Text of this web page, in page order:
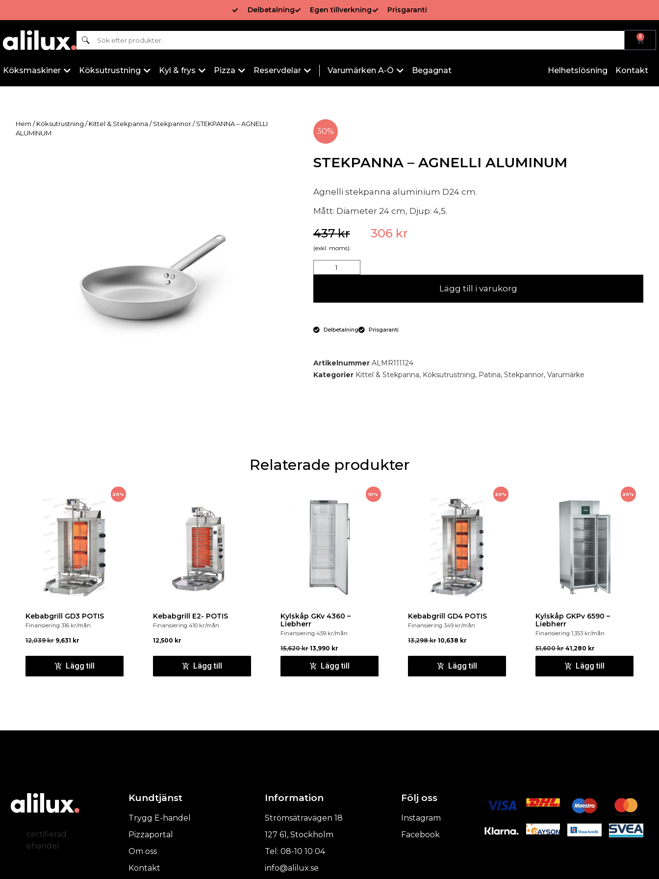
Delbetalning Egen tillverkning Prisgaranti
Sök 0
Köksmaskiner Köksutrustning Kyl & frys Pizza Reservdelar Varumärken A-Ö Begagnat Helhetslösning Kontakt
Hem /Köksutrustning /Kittel & Stekpanna /Stekpannor/ STEKPANNA – AGNELLI
ALUMINUM
30%
STEKPANNA – AGNELLI ALUMINUM
Agnelli stekpanna aluminium D24 cm.
Mått: Diameter 24 cm, Djup: 4,5.
437kr 306 kr
(exkl. moms)
Lägg till i varukorg
Delbetalning Prisgaranti
Artikelnummer ALMR111124
Kategorier Kittel & Stekpanna, Köksutrustning, Patina, Stekpannor, Varumärke
Relaterade produkter
20%
Kebabgrill GD3 POTIS
Finansiering 316 kr/mån
12,039kr 9,631 kr
Lägg till
Kebabgrill E2- POTIS
Finansiering 410 kr/mån
12,500 kr
Lägg till
10%
Kylskåp GKv 4360 –
Liebherr
Finansiering 459 kr/mån
15,620kr 13,990 kr
Lägg till
20%
Kebabgrill GD4 POTIS
Finansiering 349 kr/mån
13,298kr 10,638 kr
Lägg till
20%
Kylskåp GKPv 6590 –
Liebherr
Finansiering 1,353 kr/mån
51,600kr 41,280 kr
Lägg till
certifierad
ehandel
Kundtjänst
Trygg E-handel
Pizzaportal
Om oss
Kontakt
Information
Strömsätravägen 18
127 61, Stockholm
Tel: 08-10 10 04
info@alilux.se
Följ oss
Instagram
Facebook